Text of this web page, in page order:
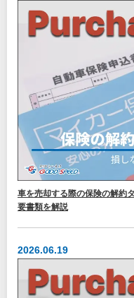
車を売却する際の保険の解約
要書類を解説
2026.06.19